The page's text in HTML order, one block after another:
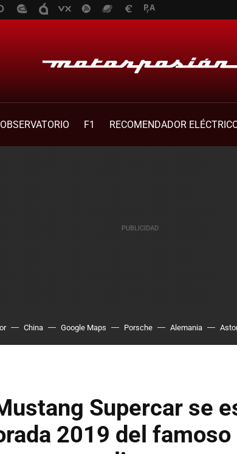
OBSERVATORIO F1
RECOMENDADOR
China Google Maps Porsche Alemania
Supercar se
2019 del famoso